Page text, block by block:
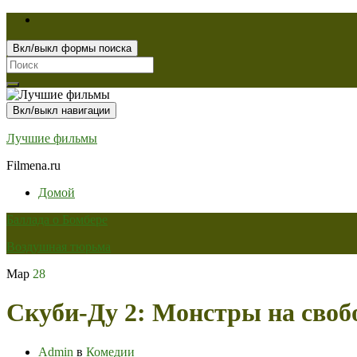
Вкл/выкл формы поиска
Search
for:
Вкл/выкл навигации
Лучшие фильмы
Filmena.ru
Домой
Баллада о Бомбере
Воздушная тюрьма
Мар 28
Скуби-Ду 2: Монстры на
Admin в Комедии